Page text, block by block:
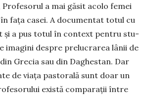
Profesorul a mai găsit acolo femei
fața casei. A documentat totul cu
și a pus totul în context pentru stu­
ima­gini despre pre­lucrarea lânii de
Grecia sau din Da­ghestan. Dar
de via­ța pastorală sunt doar un
există comparații între